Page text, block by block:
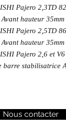
Pajero 2,3TD
hauteur
Pajero 2,5TD
hauteur
Pajero 2,6 et
barre stabilisatrice
Nous contacter